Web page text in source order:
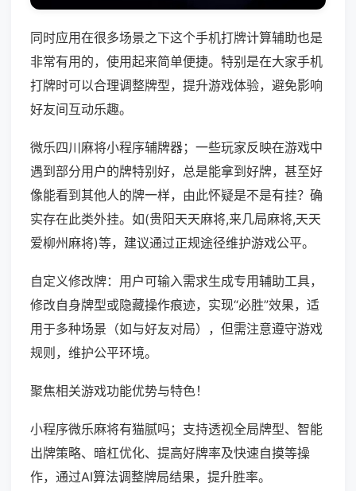
同时应用在很多场景之下这个手机打牌计算辅助也是
非常有用的，使用起来简单便捷。特别是在大家手机
打牌时可以合理调整牌型，提升游戏体验，避免影响
好友间互动乐趣。
微乐四川麻将小程序辅牌器；一些玩家反映在游戏中
遇到部分用户的牌特别好，总是能拿到好牌，甚至好
像能看到其他人的牌一样，由此怀疑是不是有挂？确
实存在此类外挂。如(贵阳天天麻将,来几局麻将,天天
爱柳州麻将)等，建议通过正规途径维护游戏公平。
自定义修改牌：用户可输入需求生成专用辅助工具，
修改自身牌型或隐藏操作痕迹，实现“必胜”效果，适
用于多种场景（如与好友对局），但需注意遵守游戏
规则，维护公平环境。
聚焦相关游戏功能优势与特色！
小程序微乐麻将有猫腻吗；支持透视全局牌型、智能
出牌策略、暗杠优化、提高好牌率及快速自摸等操
作，通过AI算法调整牌局结果，提升胜率。